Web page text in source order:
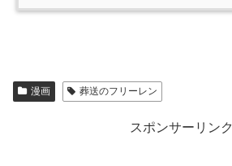
漫画 葬送のフリーレン
スポンサーリンク